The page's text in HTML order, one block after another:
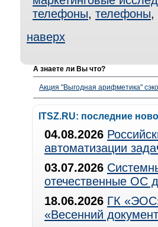
телефоны, телефоны,
наверх
А знаете ли Вы что?
Акция "Выгодная арифметика"
ITSZ.RU: последние
04.08.2026
автоматизации
03.07.2026
отечественные ОС
18.06.2026 ГК
«Весенний